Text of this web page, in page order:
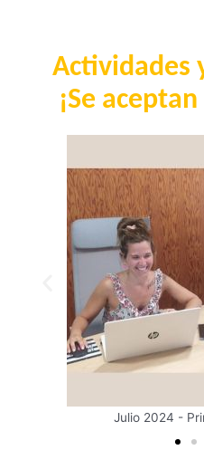
Actividades
¡Se
Abril 2024 - I